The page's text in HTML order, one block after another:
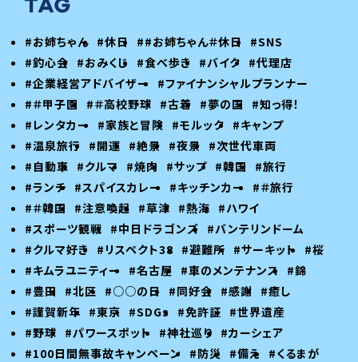
#お姉ちゃん #休日 ##お姉ちゃん＃休日
#SNS
#釣心会 #おみくじ #食べ歩き #バイク #代理店
#企業経営アドバイザー
#ファイナンシャルプランナー
#＃甲子園
#＃高校野球 #古着 #夢の国
#知っ得！
#レンタカー
#家族と冒険 #モルック #キャンプ
#温泉旅行
#開運 #絶景 #夜景 #次世代車両
#自動車 #クルマ #焼肉 #サップ #韓国
#旅行
#ランチ #スパイスカレー #キッチンカー
#＃旅行
#＃韓国
#注意喚起 #草津 #熱海 #ハワイ
#スポーツ観戦 #中日ドラゴンズ #バンテリンドーム
#クルマ好き
#リスペクト38 #避難所 #サーキット
#桜
#キムラユニティー
#名古屋 #車のメンテナンス
#錦
#豊田
#北区 #○○の日 #同好会 #感謝 #癒し
#謹賀新年 #東京 #SDGs #免許証 #世界遺産
#野球 #パワースポット #神社巡り #カーシェア
#100日間無事故キャンペーン
#防災 #備え
#くるまが